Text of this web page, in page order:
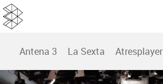
Antena 3 La Sexta Atresplayer